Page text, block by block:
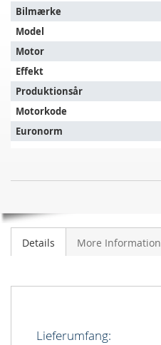
Varen
passer
til
følgende
køretøjer:
Bilmærke
Model
Motor
Effekt
Produktionsår
Motorkode
Euronorm
C5
2.2
Details More Information
Lieferumfang: